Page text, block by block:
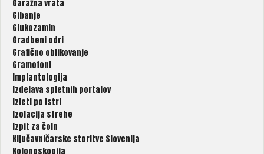
Garažna vrata
Gibanje
Glukozamin
Gradbeni odri
Grafično oblikovanje
Gramofoni
Implantologija
Izdelava spletnih portalov
Izleti po Istri
Izolacija strehe
Izpit za čoln
Ključavničarske storitve Slovenija